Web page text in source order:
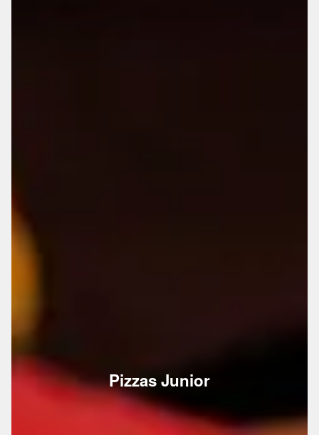
Pizzas Junior